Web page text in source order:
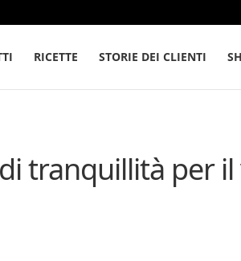
RICETTE STORIE DEI CLIENTI
tranquillità per